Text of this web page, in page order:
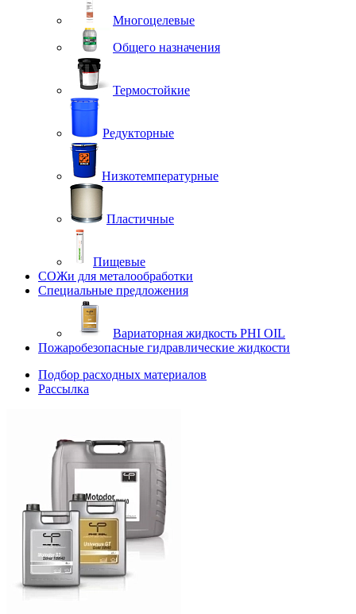
Многоцелевые
Общего назначения
Термостойкие
Редукторные
Низкотемпературные
Пластичные
Пищевые
СОЖи для металообработки
Специальные предложения
Вариаторная жидкость PHI OIL
Пожаробезопасные гидравлические жидкости
Подбор расходных материалов
Рассылка